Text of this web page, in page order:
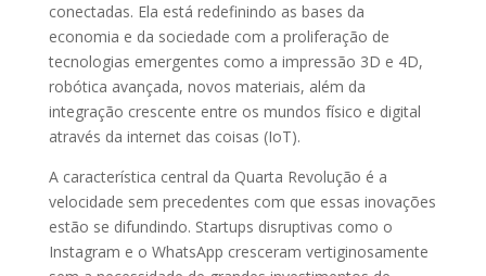
conectadas. Ela está redefinindo as bases da
economia e da sociedade com a proliferação de
tecnologias emergentes como a impressão 3D e 4D,
robótica avançada, novos materiais, além da
integração crescente entre os mundos físico e digital
através da internet das coisas (IoT).
A característica central da Quarta Revolução é a
velocidade sem precedentes com que essas inovações
estão se difundindo. Startups disruptivas como o
Instagram e o WhatsApp cresceram vertiginosamente